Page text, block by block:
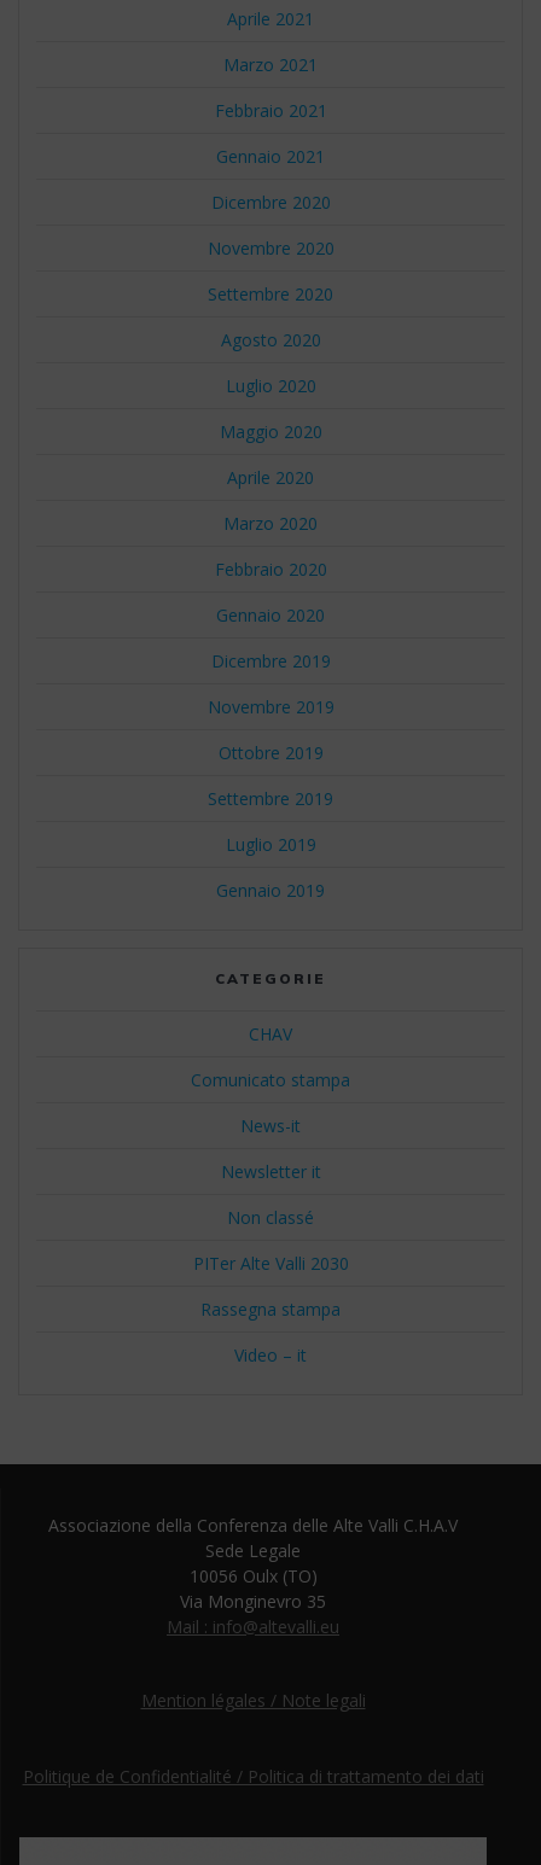
Aprile 2021
Marzo 2021
Febbraio 2021
Gennaio 2021
Dicembre 2020
Novembre 2020
Settembre 2020
Agosto 2020
Luglio 2020
Maggio 2020
Aprile 2020
Marzo 2020
Febbraio 2020
Gennaio 2020
Dicembre 2019
Novembre 2019
Ottobre 2019
Settembre 2019
Luglio 2019
Gennaio 2019
CATEGORIE
CHAV
Comunicato stampa
News-it
Newsletter it
Non classé
PITer Alte Valli 2030
Rassegna stampa
Video – it
Associazione della Conferenza delle Alte Valli C.H.A.V
Sede Legale
10056 Oulx (TO)
Via Monginevro 35
Mail : info@altevalli.eu
Mention légales / Note legali
Politique de Confidentialité / Politica di trattamento dei dati